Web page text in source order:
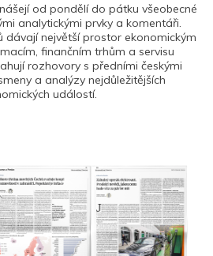
od pondělí do pátku všeobecné
analytickými prvky a komentáři.
dávají největší prostor ekonomickým
finančním trhům a servisu
rozhovory s předními českými
a analýzy nejdůležitějších
událostí.